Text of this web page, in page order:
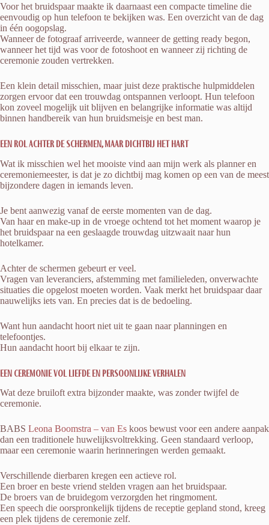
Voor het bruidspaar maakte ik daarnaast een compacte timeline die
eenvoudig op hun telefoon te bekijken was. Een overzicht van de dag
in één oogopslag.
Wanneer de fotograaf arriveerde, wanneer de getting ready begon,
wanneer het tijd was voor de fotoshoot en wanneer zij richting de
ceremonie zouden vertrekken.
Een klein detail misschien, maar juist deze praktische hulpmiddelen
zorgen ervoor dat een trouwdag ontspannen verloopt. Hun telefoon
kon zoveel mogelijk uit blijven en belangrijke informatie was altijd
binnen handbereik van hun bruidsmeisje en best man.
Een rol achter de schermen, maar dichtbij het hart
Wat ik misschien wel het mooiste vind aan mijn werk als planner en
ceremoniemeester, is dat je zo dichtbij mag komen op een van de meest
bijzondere dagen in iemands leven.
Je bent aanwezig vanaf de eerste momenten van de dag.
Van haar en make-up in de vroege ochtend tot het moment waarop je
het bruidspaar na een geslaagde trouwdag uitzwaait naar hun
hotelkamer.
Achter de schermen gebeurt er veel.
Vragen van leveranciers, afstemming met familieleden, onverwachte
situaties die opgelost moeten worden. Vaak merkt het bruidspaar daar
nauwelijks iets van. En precies dat is de bedoeling.
Want hun aandacht hoort niet uit te gaan naar planningen en
telefoontjes.
Hun aandacht hoort bij elkaar te zijn.
Een ceremonie vol liefde en persoonlijke verhalen
Wat deze bruiloft extra bijzonder maakte, was zonder twijfel de
ceremonie.
BABS Leona Boomstra – van Es koos bewust voor een andere aanpak
dan een traditionele huwelijksvoltrekking. Geen standaard verloop,
maar een ceremonie waarin herinneringen werden gemaakt.
Verschillende dierbaren kregen een actieve rol.
Een broer en beste vriend stelden vragen aan het bruidspaar.
De broers van de bruidegom verzorgden het ringmoment.
Een speech die oorspronkelijk tijdens de receptie gepland stond, kreeg
een plek tijdens de ceremonie zelf.